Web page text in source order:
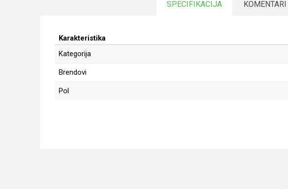
SPECIFIKACIJA KOMENTARI
Karakteristika
Kategorija
Brendovi
Pol